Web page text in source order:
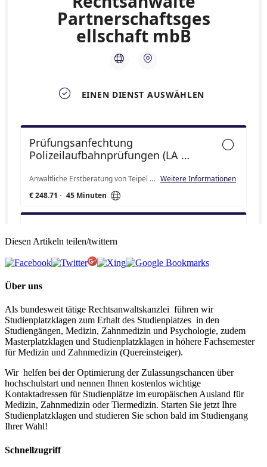
Diesen Artikeln teilen/twittern
Über uns
Als bundesweit tätige Rechtsanwaltskanzlei führen wir
Studienplatzklagen zum Erhalt des Studienplatzes in den
Studiengängen, Medizin, Zahnmedizin und Psychologie, zudem
Masterplatzklagen und Studienplatzklagen in höhere Fachsemester
für Medizin und Zahnmedizin (Quereinsteiger).
Wir helfen bei der Optimierung der Zulassungschancen über
hochschulstart und nennen Ihnen kostenlos wichtige
Kontaktadressen für Studienplätze im europäischen Ausland für
Medizin, Zahnmedizin oder Tiermedizin. Starten Sie jetzt Ihre
Studienplatzklagen und studieren Sie schon bald im Studiengang
Ihrer Wahl!
Schnellzugriff